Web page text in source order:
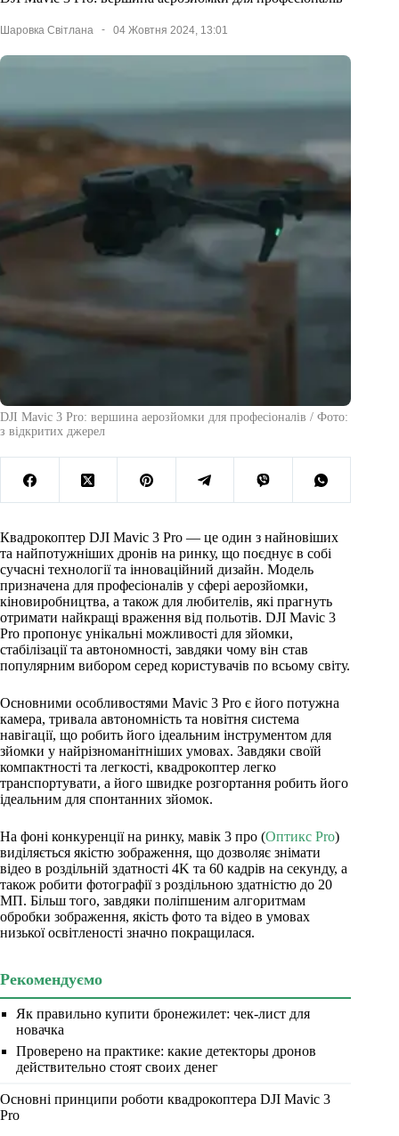
Шаровка Світлана 04 Жовтня 2024, 13:01
DJI Mavic 3 Pro: вершина аерозйомки для професіоналів / Фото:
з відкритих джерел
Квадрокоптер DJI Mavic 3 Pro — це один з найновіших
та найпотужніших дронів на ринку, що поєднує в собі
сучасні технології та інноваційний дизайн. Модель
призначена для професіоналів у сфері аерозйомки,
кіновиробництва, а також для любителів, які прагнуть
отримати найкращі враження від польотів. DJI Mavic 3
Pro пропонує унікальні можливості для зйомки,
стабілізації та автономності, завдяки чому він став
популярним вибором серед користувачів по всьому світу.
Основними особливостями Mavic 3 Pro є його потужна
камера, тривала автономність та новітня система
навігації, що робить його ідеальним інструментом для
зйомки у найрізноманітніших умовах. Завдяки своїй
компактності та легкості, квадрокоптер легко
транспортувати, а його швидке розгортання робить його
ідеальним для спонтанних зйомок.
На фоні конкуренції на ринку, мавік 3 про (Оптикс Pro)
виділяється якістю зображення, що дозволяє знімати
відео в роздільній здатності 4K та 60 кадрів на секунду, а
також робити фотографії з роздільною здатністю до 20
МП. Більш того, завдяки поліпшеним алгоритмам
обробки зображення, якість фото та відео в умовах
низької освітленості значно покращилася.
Рекомендуємо
Як правильно купити бронежилет: чек-лист для
новачка
Проверено на практике: какие детекторы дронов
действительно стоят своих денег
Основні принципи роботи квадрокоптера DJI Mavic 3
Pro